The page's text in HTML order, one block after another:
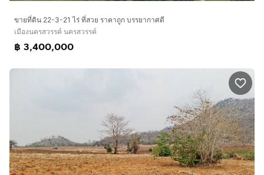
ขายที่ดิน 22-3-21 ไร่ ที่สวย ราคาถูก บรรยากาศดี
เมืองนครสวรรค์ นครสวรรค์
฿ 3,400,000